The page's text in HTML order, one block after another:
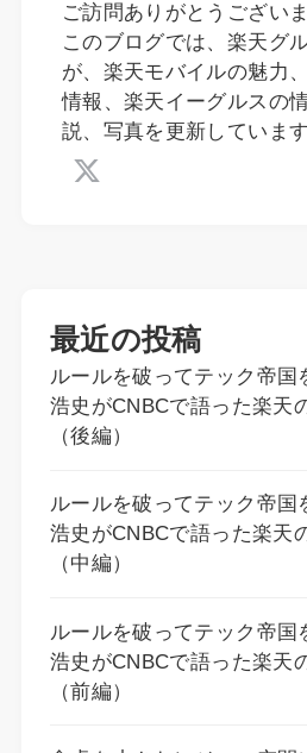
ご訪問ありがとうございま
このブログでは、楽天グ
が、楽天モバイルの魅力
情報、楽天イーグルスの
説、写真を更新しています
最近の投稿
ルールを破ってテック帝国
浩史がCNBCで語った楽天
（後編）
ルールを破ってテック帝国
浩史がCNBCで語った楽天
（中編）
ルールを破ってテック帝国
浩史がCNBCで語った楽天
（前編）